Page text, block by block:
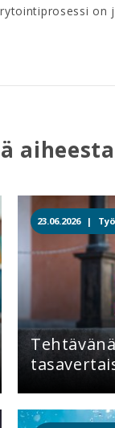
on
aiheesta
23.06.2026 |